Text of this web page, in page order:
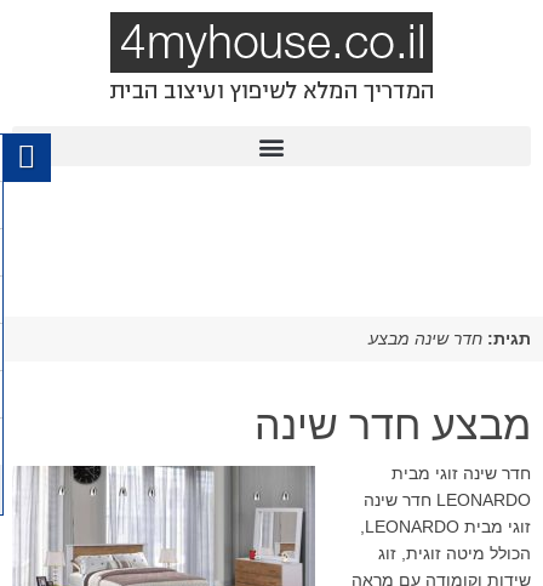
תגית: חדר שינה מבצע
מבצע חדר שינה
חדר שינה זוגי מבית
LEONARDO חדר שינה
זוגי מבית LEONARDO,
הכולל מיטה זוגית, זוג
שידות וקומודה עם מראה